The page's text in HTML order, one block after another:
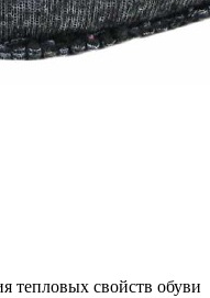
тепловых свойств обуви